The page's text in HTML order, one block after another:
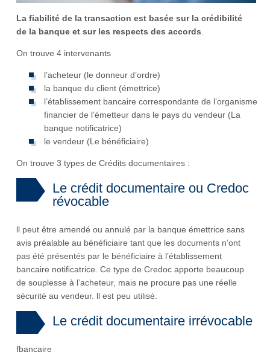
La fiabilité de la transaction est basée sur la crédibilité
de la banque et sur les respects des accords
On trouve 4 intervenants
l’acheteur (le donneur d’ordre)
la banque du client (émettrice)
l’établissement bancaire correspondante de l’organisme
financier de l’émetteur dans le pays du vendeur (La
banque notificatrice)
le vendeur (Le bénéficiaire)
On trouve 3 types de Crédits documentaires :
Le crédit documentaire ou Credoc
révocable
ll peut être amendé ou annulé par la banque émettrice sans
avis préalable au bénéficiaire tant que les documents n’ont
pas été présentés par le bénéficiaire à l’établissement
bancaire notiﬁcatrice. Ce type de Credoc apporte beaucoup
de souplesse à l’acheteur, mais ne procure pas une réelle
sécurité au vendeur. ll est peu utilisé.
Le crédit documentaire irrévocable
fbancaire